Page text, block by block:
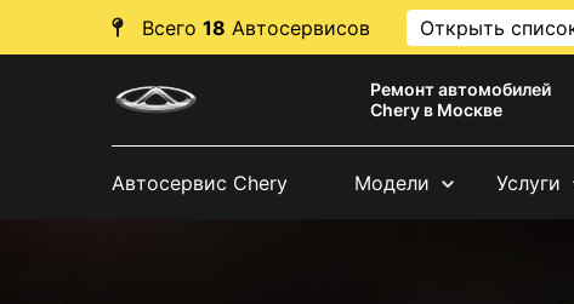
Всего 18 Автосервисов Открыть
Ремонт автомобилей
Chery в Москве
Автосервис Chery Модели Услуги